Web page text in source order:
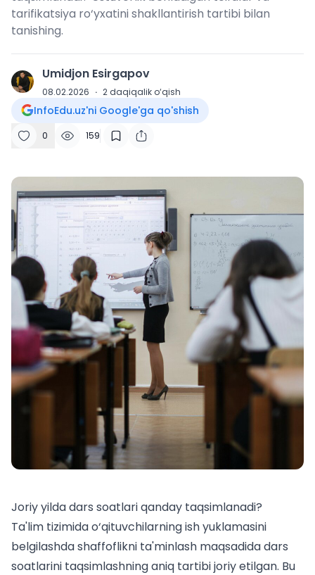
tarifikatsiya ro‘yxatini shakllantirish tartibi bilan
tanishing.
U Umidjon Esirgapov
08.02.2026 · 2 daqiqalik o‘qish
InfoEdu.uz'ni Google'ga qo'shish
0 159
Joriy yilda dars soatlari qanday taqsimlanadi?
Ta'lim tizimida o‘qituvchilarning ish yuklamasini
belgilashda shaffoflikni ta'minlash maqsadida dars
soatlarini taqsimlashning aniq tartibi joriy etilgan. Bu